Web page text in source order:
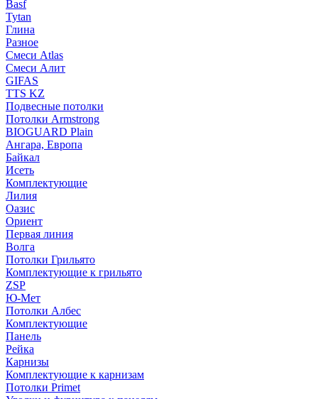
Basf
Tytan
Глина
Разное
Смеси Atlas
Смеси Алит
GIFAS
TTS KZ
Подвесные потолки
Потолки Armstrong
BIOGUARD Plain
Ангара, Европа
Байкал
Исеть
Комплектующие
Лилия
Оазис
Ориент
Первая линия
Волга
Потолки Грильято
Комплектующие к грильято
ZSP
Ю-Мет
Потолки Албес
Комплектующие
Панель
Рейка
Карнизы
Комплектующие к карнизам
Потолки Primet